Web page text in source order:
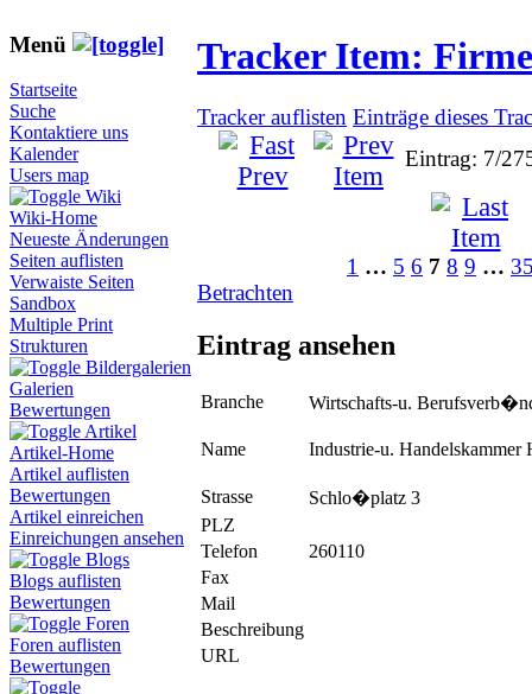
Menü
Startseite
Suche
Kontaktiere uns
Kalender
Users map
Wiki
Wiki-Home
Neueste Änderungen
Seiten auflisten
Verwaiste Seiten
Sandbox
Multiple Print
Strukturen
Bildergalerien
Galerien
Bewertungen
Artikel
Artikel-Home
Artikel auflisten
Bewertungen
Artikel einreichen
Einreichungen ansehen
Blogs
Blogs auflisten
Bewertungen
Foren
Foren auflisten
Bewertungen
Tracker Item:
Tracker auflisten Einträge dieses
Eintrag: 7/
1 … 5 6 7 8 9 …
Betrachten
Eintrag ansehen
Branche Wirtschafts-u.
Name Industrie-u. Handelskammer
Strasse
Schlo�platz 3
PLZ
Telefon
260110
Fax
Mail
Beschreibung
URL